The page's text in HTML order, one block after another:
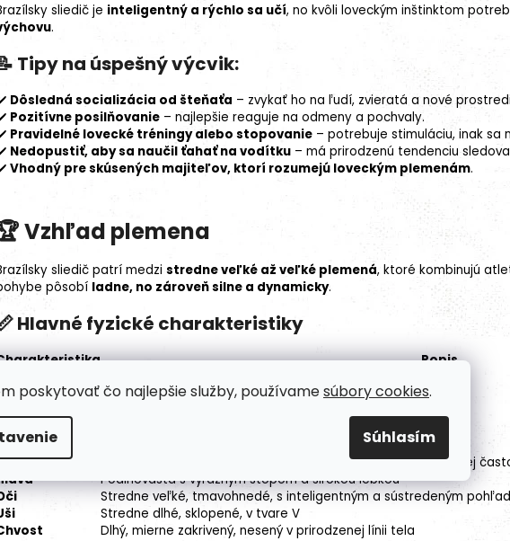
poskytovať čo najlepšie služby, používamesúbory cookies.
Súhlasím
sliedič je inteligentný a rýchlo sa učí, no kvôli loveckým inštinktom
.
Tipy na úspešný výcvik:
Dôsledná socializácia od šteňaťa – zvykať ho na ľudí, zvieratá a nové
Pozitívne posilňovanie – najlepšie reaguje na odmeny a pochvaly.
Pravidelné lovecké tréningy alebo stopovanie – potrebuje stimuláciu, inak sa
Nedopustiť, aby sa naučil ťahať na vodítku – má prirodzenú tendenciu
Vhodný pre skúsených majiteľov, ktorí rozumejú loveckým plemenám.
Vzhľad plemena
sliedič patrí medzi stredne veľké až veľké plemená, ktoré kombinujú
pôsobí ladne, no zároveň silne a dynamicky.
Hlavné fyzické charakteristiky
Popis
Psy: 62-67 cm, Sučky: 55-60 cm
stavba
Svalnaté telo s dobre vyvinutým hrudníkom a dlhými nohami
Najčastejšie biela so žíhanými alebo čiernymi škvrnami, menej
Podlhovastá s výrazným stopom a širokou lebkou
Stredne veľké, tmavohnedé, s inteligentným a sústredeným
Stredne dlhé, sklopené, v tvare V
Dlhý, mierne zakrivený, nesený v prirodzenej línii tela